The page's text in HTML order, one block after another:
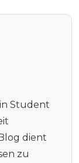
Student
dient
zu